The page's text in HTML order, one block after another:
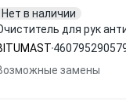
Нет в наличии
для рук
замены